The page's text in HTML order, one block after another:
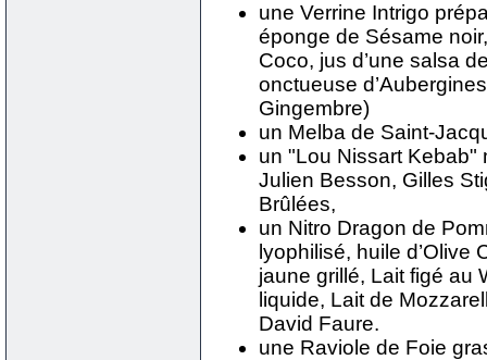
une Verrine Intrigo
éponge de Sésame
Coco, jus d’une salsa
onctueuse
Gingembre)
un Melba de Saint-
un "Lou Nissart Kebab"
Julien Besson, Gilles
Brûlées,
un Nitro Dragon de
lyophilisé, huile d’Olive
jaune grillé, Lait figé au
liquide, Lait de
David Faure.
une Raviole de Foie